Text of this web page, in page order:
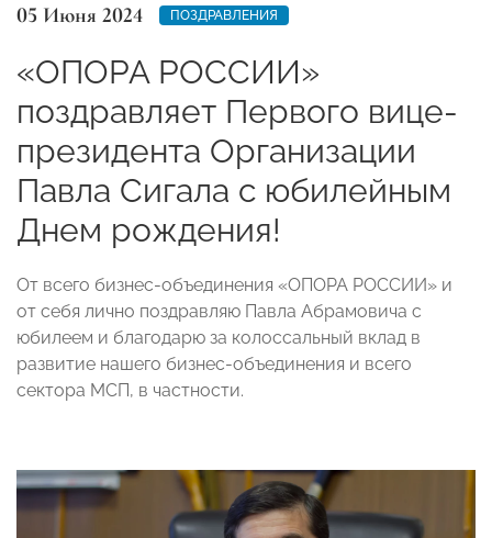
05 Июня 2024 ПОЗДРАВЛЕНИЯ
«ОПОРА РОССИИ»
поздравляет Первого вице-
президента Организации
Павла Сигала с юбилейным
Днем рождения!
От всего бизнес-объединения «ОПОРА РОССИИ» и
от себя лично поздравляю Павла Абрамовича с
юбилеем и благодарю за колоссальный вклад в
развитие нашего бизнес-объединения и всего
сектора МСП, в частности.